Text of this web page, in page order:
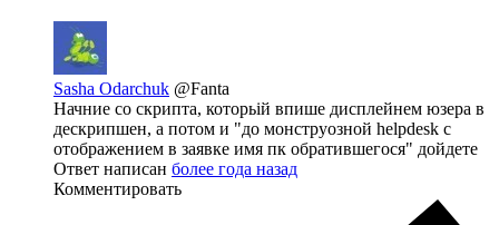
Sasha Odarchuk @Fanta
Начние со скрипта, которьій впише дисплейнем юзера в
дескрипшен, а потом и "до монструозной helpdesk с
отображением в заявке имя пк обратившегося" дойдете
Ответ написан более года назад
Комментировать